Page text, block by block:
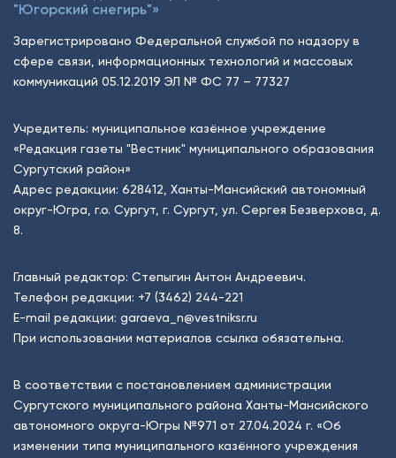
"Югорский снегирь"»
Зарегистрировано Федеральной службой по надзору в
сфере связи, информационных технологий и массовых
коммуникаций 05.12.2019 ЭЛ № ФС 77 – 77327
Учредитель: муниципальное казённое учреждение
«Редакция газеты "Вестник" муниципального образования
Сургутский район»
Адрес редакции: 628412, Ханты-Мансийский автономный
округ-Югра, г.о. Сургут, г. Сургут, ул. Сергея Безверхова, д.
8.
Главный редактор: Степыгин Антон Андреевич.
Телефон редакции: +7 (3462) 244-221
E-mail редакции: garaeva_n@vestniksr.ru
При использовании материалов ссылка обязательна.
В соответствии с постановлением администрации
Сургутского муниципального района Ханты-Мансийского
автономного округа-Югры №971 от 27.04.2024 г. «Об
изменении типа муниципального казённого учреждения